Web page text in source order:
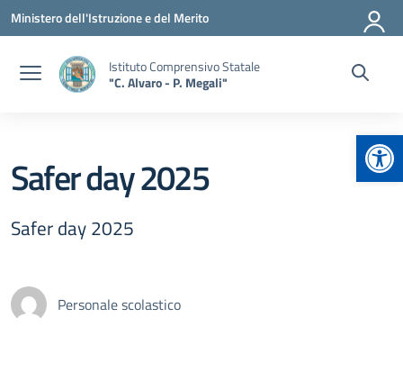
Vai ai contenuti
Vai al menu di navigazione
Vai al footer
Ministero dell'Istruzione e del Merito
Istituto Comprensivo Statale
"C. Alvaro - P. Megali"
Safer day 2025
Safer day 2025
Personale scolastico